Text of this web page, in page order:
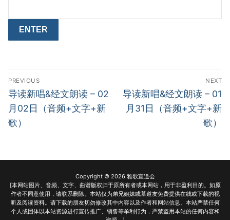
Post
navigation
PREVIOUS
Previous
post:
导读新唱&经文朗读 – 02
月02日（音频+文字+新
歌）
NEXT
Next
post:
导读新唱&经文朗读 – 01
月31日（音频+文字+新
歌）
Copyright © 2026 雅歌宣道会
[本网站图片、音频、文字、曲谱版权归于原所有者或本网站，用于非盈利目的。如原
作者不同意使用，请联系删除。本站仅为弟兄姐妹或慕道友免费提供在线或下载的视
听及阅读资料。请下载的朋友切勿修改其中内容以及作者和网站信息。本站严禁任何
个人或团体以本站资源进行宣传推广、销售等牟利行为，严禁盗用本站的任何内容和